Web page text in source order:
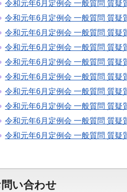
令和元年6月定例会 一般質問 質疑
令和元年6月定例会 一般質問 質疑
令和元年6月定例会 一般質問 質疑
令和元年6月定例会 一般質問 質疑
令和元年6月定例会 一般質問 質疑
令和元年6月定例会 一般質問 質疑
令和元年6月定例会 一般質問 質疑
令和元年6月定例会 一般質問 質疑
令和元年6月定例会 一般質問 質疑
令和元年6月定例会 一般質問 質疑
い合わせ